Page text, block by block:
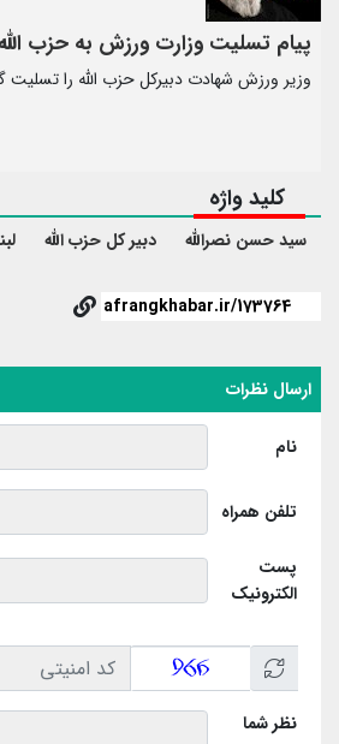
پیام تسلیت وزارت ورزش به حزب
وزیر ورزش شهادت دبیرکل حزب الله را
کلید واژه
سید حسن نصرالله دبیر کل حزب الله
ارسال نظرات
نام
تلفن همراه
پست
الکترونیک
نظر شما